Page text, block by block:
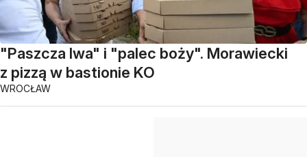
"Paszcza lwa" i "palec boży". Morawiecki
z pizzą w bastionie KO
WROCŁAW